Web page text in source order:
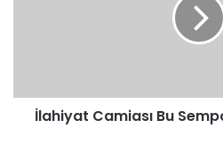
İlahiyat Camiası Bu